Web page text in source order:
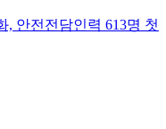
, 안전전담인력 613명 첫